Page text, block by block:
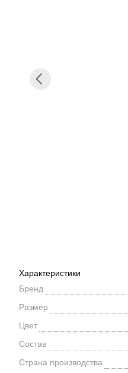
Характеристики
Бренд
Размер
Цвет
Состав
Страна производства